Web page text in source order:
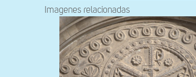
Imagenes relacionadas